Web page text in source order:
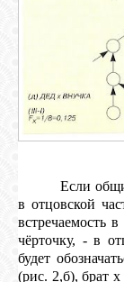
Если
в отцовской
встречаемость
чёрточку, - в
будет
(рис. 2,б), брат